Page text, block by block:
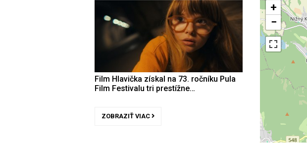
Film Hlavička získal na 73. ročníku Pula
Film Festivalu tri prestížne…
ZOBRAZIŤ VIAC
+
−